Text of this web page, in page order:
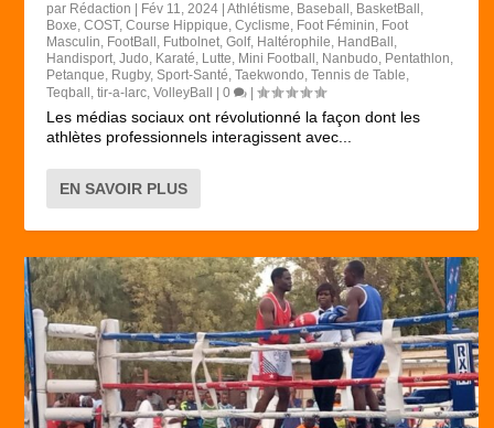
par Rédaction Fév 11, 2024 |Athlétisme, Baseball , BasketBall ,
Boxe,COST,Course Hippique,Cyclisme, Foot Féminin, Foot
Masculin, FootBall , Futbolnet,Golf, Haltérophile, HandBall ,
Handisport,Judo, Karaté, Lutte, Mini Football , Nanbudo, Pentathlon,
Petanque, Rugby,Sport-Santé,Taekwondo,Tennis de Table,
Teqball ,tir-a-larc,VolleyBall |0 |
Les médias sociaux ont révolutionné la façon dont les
athlètes professionnels interagissent avec...
EN SAVOIR PLUS